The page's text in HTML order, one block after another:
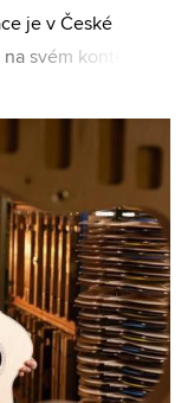
je v České
svém kontě už
realizova